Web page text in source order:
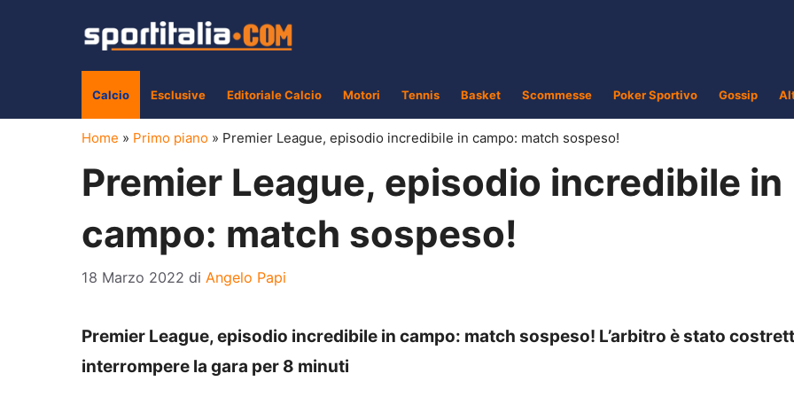
Calcio Esclusive Editoriale Calcio Motori Tennis Basket Scommesse Poker Sportivo Gossip
Home » Primo piano » Premier League, episodio incredibile in campo: match sospeso!
Premier League, episodio incredibile in
campo: match sospeso!
18 Marzo 2022 di Angelo Papi
Premier League, episodio incredibile in campo: match sospeso! L’arbitro è stato
interrompere la gara per 8 minuti